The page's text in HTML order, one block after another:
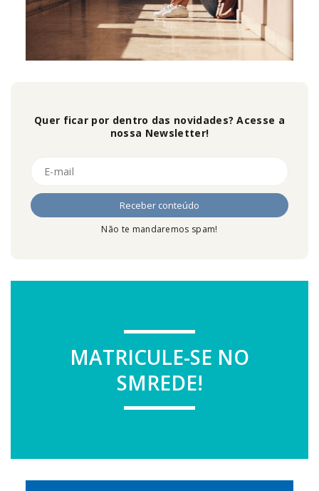
Quer ficar por dentro das novidades? Acesse a
nossa Newsletter!
Não te mandaremos spam!
MATRICULE-SE NO
SMREDE!